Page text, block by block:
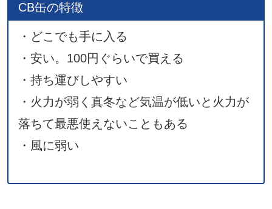
CB缶の特徴
・どこでも手に入る
・安い。100円ぐらいで買える
・持ち運びしやすい
・火力が弱く真冬など気温が低いと火力が
落ちて最悪使えないこともある
・風に弱い